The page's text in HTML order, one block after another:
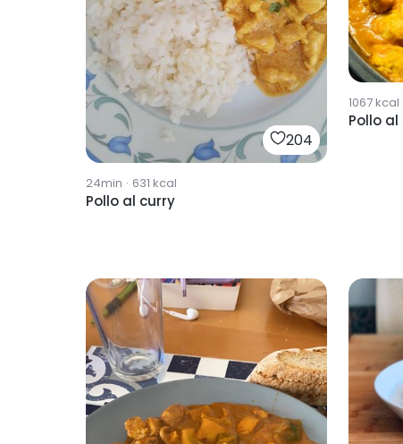
204
24min · 631 kcal
Pollo al curry
1067kcal
Pollo